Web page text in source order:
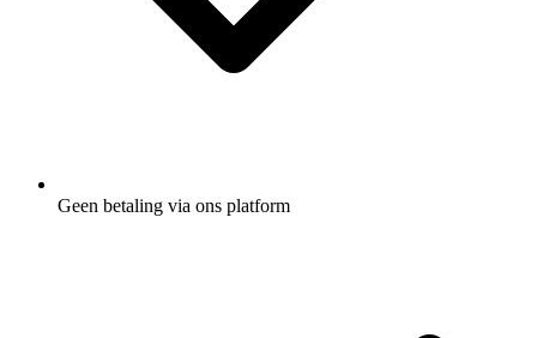
Geen betaling via ons platform